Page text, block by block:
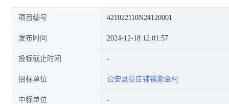
项目编号 421022110N24120001
发布时间 2024-12-18 12:01:57
投标截止时间
招标单位 公安县章庄铺镇紫金村
中标单位